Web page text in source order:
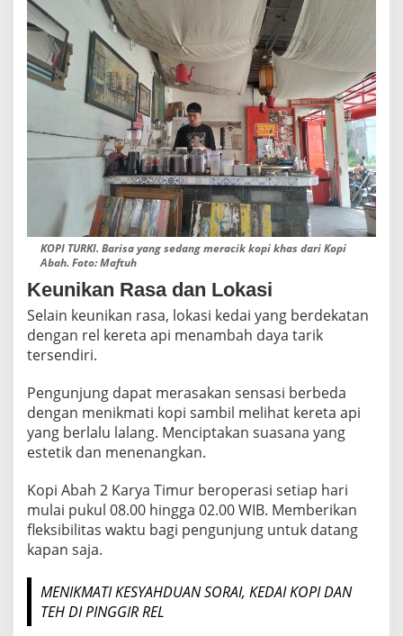
L
A
N
KOPI TURKI. Barisa yang sedang meracik kopi khas dari Kopi
Abah. Foto: Maftuh
Keunikan Rasa dan Lokasi
Selain keunikan rasa, lokasi kedai yang berdekatan
dengan rel kereta api menambah daya tarik
tersendiri.
Pengunjung dapat merasakan sensasi berbeda
dengan menikmati kopi sambil melihat kereta api
yang berlalu lalang. Menciptakan suasana yang
estetik dan menenangkan.
Kopi Abah 2 Karya Timur beroperasi setiap hari
mulai pukul 08.00 hingga 02.00 WIB. Memberikan
fleksibilitas waktu bagi pengunjung untuk datang
kapan saja.
MENIKMATI KESYAHDUAN SORAI, KEDAI KOPI DAN
TEH DI PINGGIR REL